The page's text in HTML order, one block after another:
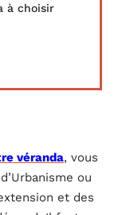
à choisir
véranda, vous
ou
et des